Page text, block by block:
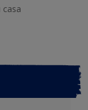
casa